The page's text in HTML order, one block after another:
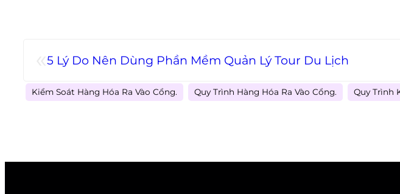
5 Lý Do Nên Dùng Phần Mềm Quản Lý Tour Du Lịch
Kiểm Soát Hàng Hóa Ra Vào Cổng. Quy Trình Hàng Hóa Ra Vào Cổng. Quy Trình